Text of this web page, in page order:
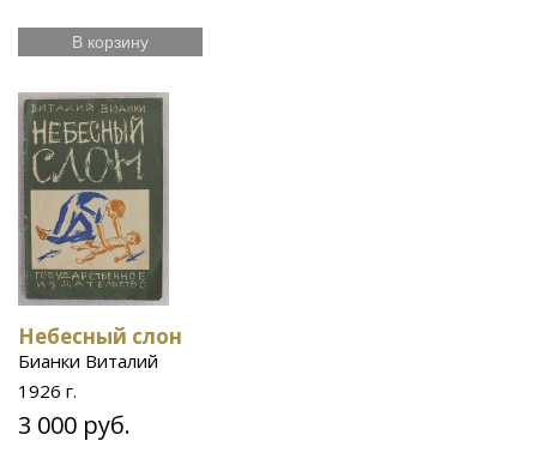
В корзину
Небесный слон
Бианки Виталий
1926 г.
3 000 руб.